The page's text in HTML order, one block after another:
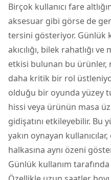
Birçok kullanıcı fare
aksesuar gibi görse de
tersini gösteriyor. Günlük
akıcılığı, bilek rahatlığı
etkisi bulunan bu ürünler,
daha kritik bir rol
olduğu bir oyunda yüzey
hissi veya ürünün masa
gidişatını etkileyebilir. Bu
yakın oynayan
halkasına aynı özeni
Günlük kullanım